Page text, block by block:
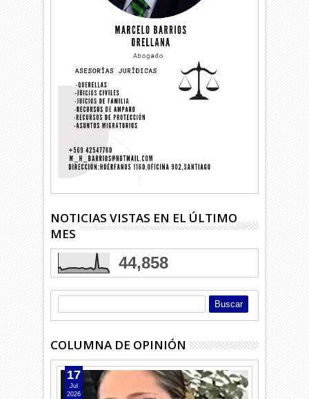
NOTICIAS VISTAS EN EL ÚLTIMO
MES
44,858
COLUMNA DE OPINIÓN
17
Jul
2026